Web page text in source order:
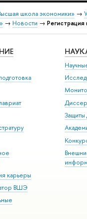
школа экономики» →
→ Новости →
карьеры
ВШЭ
Защиты